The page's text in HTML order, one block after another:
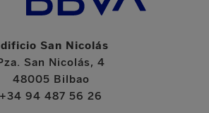
San Nicolás
San Nicolás, 4
48005 Bilbao
+34 94 487 56 26